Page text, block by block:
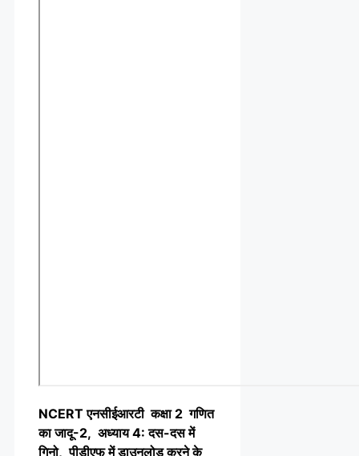
NCERT एनसीईआरटी कक्षा 2 गणित
का जादू-2, अध्याय 4: दस-दस में
गिनो, पीडीएफ में डाउनलोड करने के